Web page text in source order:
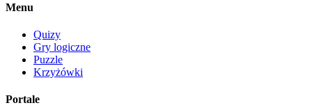
Menu
Quizy
Gry logiczne
Puzzle
Krzyżówki
Portale